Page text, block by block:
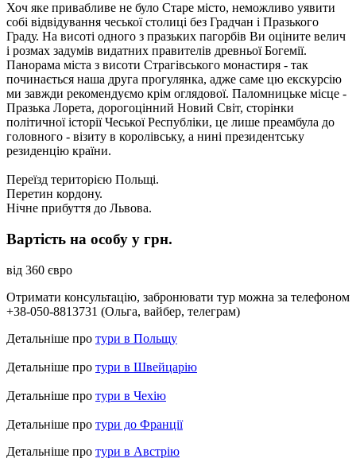
Хоч яке привабливе не було Старе місто, неможливо уявити
собі відвідування чеської столиці без Градчан і Празького
Граду. На висоті одного з празьких пагорбів Ви оціните велич
і розмах задумів видатних правителів древньої Богемії.
Панорама міста з висоти Страгівського монастиря - так
починається наша друга прогулянка, адже саме цю екскурсію
ми завжди рекомендуємо крім оглядової. Паломницьке місце -
Празька Лорета, дорогоцінний Новий Світ, сторінки
політичної історії Чеської Республіки, це лише преамбула до
головного - візиту в королівську, а нині президентську
резиденцію країни.
Переїзд територією Польщі.
Перетин кордону.
Нічне прибуття до Львова.
Вартість на особу у грн.
від 360 євро
Отримати консультацію, забронювати тур можна за телефоном
+38-050-8813731 (Ольга, вайбер, телеграм)
Детальніше про тури в Польщу
Детальніше про тури в Швейцарію
Детальніше про тури в Чехію
Детальніше про тури до Франції
Детальніше про тури в Австрію